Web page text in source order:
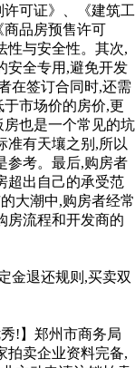
许可证》、《建筑工
品房预售许可
性与安全性。其次,
安全专用,避免开发
在签订合同时,还需
市场价的房价,更
也是一个常见的坑
准有天壤之别,所以
参考。最后,购房者
超出自己的承受范
大潮中,购房者经常
房流程和开发商的
金退还规则,买卖双
!】郑州市商务局
拍卖企业资料完备,